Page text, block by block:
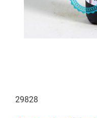
29828